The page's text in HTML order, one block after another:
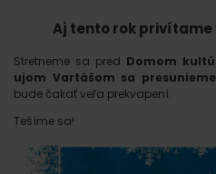
Aj tento rok privítame
Stretneme sa pred Domom
ujom Vartášom sa
bude čakať veľa prekvapení.
Tešíme sa!